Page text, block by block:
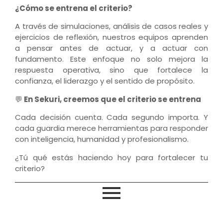
¿Cómo se entrena el criterio?
A través de simulaciones, análisis de casos reales y
ejercicios de reflexión, nuestros equipos aprenden
a pensar antes de actuar, y a actuar con
fundamento. Este enfoque no solo mejora la
respuesta operativa, sino que fortalece la
confianza, el liderazgo y el sentido de propósito.
💬 En Sekuri, creemos que el criterio se entrena
Cada decisión cuenta. Cada segundo importa. Y
cada guardia merece herramientas para responder
con inteligencia, humanidad y profesionalismo.
¿Tú qué estás haciendo hoy para fortalecer tu
criterio?